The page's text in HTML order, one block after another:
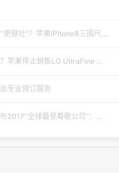
更健壮”？苹果iPhone8三围尺...
苹果停止销售LG UltraFine ...
专业预订服务
2017“全球最受尊敬公司”：...